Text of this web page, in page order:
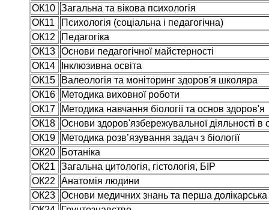
ОК10 Загальна та вікова психологія
ОК11
Психологія (соціальна і педагогічна)
ОК12
Педагогіка
ОК13 Основи педагогічної майстерності
ОК14
Інклюзивна освіта
ОК15
Валеологія та моніторинг здоров'я школяра
ОК16
Методика виховної роботи
ОК17
Методика навчання біології та основ здоров'я
ОК18 Основи здоров'язбережувальної діяльності в
ОК19
Методика розв’язування задач з біології
ОК20
Ботаніка
ОК21 Загальна цитологія, гістологія, БІР
ОК22 Анатомія людини
ОК23 Основи медичних знань та перша